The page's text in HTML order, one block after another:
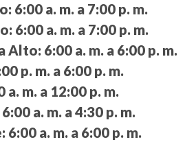
6:00 a. m. a 7:00 p. m.
6:00 a. m. a 7:00 p. m.
Alto: 6:00 a. m. a 6:00 p. m.
p. m. a 6:00 p. m.
a. m. a 12:00 p. m.
6:00 a. m. a 4:30 p. m.
6:00 a. m. a 6:00 p. m.